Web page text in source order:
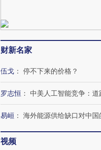
财新名家
伍戈 ： 停不下来的价格？
罗志恒 ： 中美人工智能竞争：
易峘 ： 海外能源供给缺口对中国
视频